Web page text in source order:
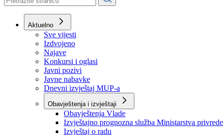
Aktuelno
Sve vijesti
Izdvojeno
Najave
Konkursi i oglasi
Javni pozivi
Javne nabavke
Dnevni izvještaj MUP-a
Obavještenja i izvještaji